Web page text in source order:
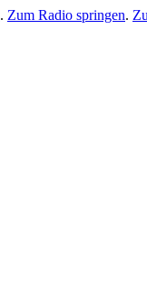
. Zum Radio springen.